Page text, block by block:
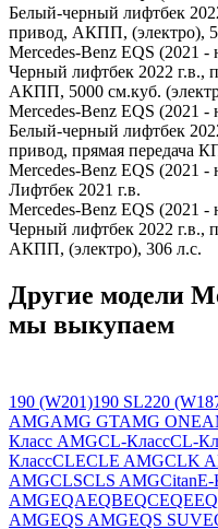
Белый-черный лифтбек
привод, АКПП, (электро),
Mercedes-Benz EQS (2021 -
Черный лифтбек 2022 г.в.,
АКПП, 5000 см.куб.
Mercedes-Benz EQS (2021 -
Белый-черный лифтбек
привод, прямая передача
Mercedes-Benz EQS (2021 -
Лифтбек 2021 г.в.
Mercedes-Benz EQS (2021 -
Черный лифтбек 2022 г.в.,
АКПП, (электро), 306 л.с.
Другие модели
мы выкупаем
190 (W201)190 SL220
AMGAMG GTAMG ONE
Класс AMGCL-КлассCL-
КлассCLECLE AMGCLK
AMGCLSCLS AMGCitanE-
AMGEQAEQBEQCEQE
AMGEQS AMGEQS SUV